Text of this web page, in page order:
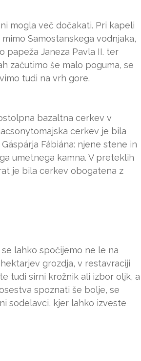
mogla več dočakati. Pri kapeli
Samostanskega vodnjaka,
papeža Janeza Pavla II. ter
začutimo še malo poguma, se
tudi na vrh gore.
bazaltna cerkev v
cerkev je bila
Fábiána: njene stene in
umetnega kamna. V preteklih
je bila cerkev obogatena z
lahko spočijemo ne le na
grozdja, v restavraciji
tudi sirni krožnik ali izbor oljk, a
spoznati še bolje, se
sodelavci, kjer lahko izveste